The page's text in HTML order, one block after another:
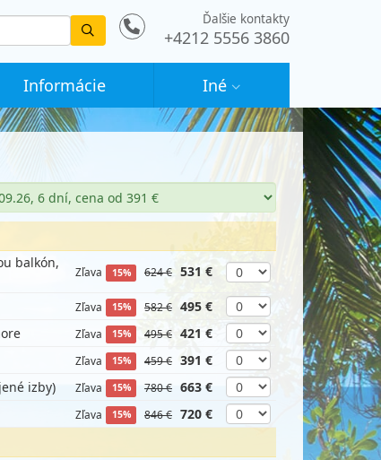
Vyhledat
Ďalšie kontakty
+4212 5556 3860
Informácie Iné
balkón,
Zľava 15% 624 € 531 €
Zľava 15% 582 € 495 €
Zľava 15% 495 € 421 €
Zľava 15% 459 € 391 €
izby)
Zľava 15% 780 € 663 €
Zľava 15% 846 € 720 €